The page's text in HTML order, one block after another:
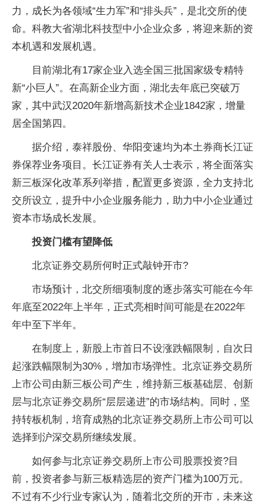
力，成长为各领域“生力军”和“排头兵”，是北交所的使
命。科教大省湖北科技型中小企业众多，将迎来新的资
本机遇和发展机遇。
目前湖北有17家企业入选全国三批国家级专精特
新“小巨人”。在高新企业方面，湖北去年底已突破万
家，其中武汉2020年新增高新技术企业1842家，增量
居全国第四。
据介绍，泰祥股份、华阳变速均为本土券商长江证
券保荐业务项目。长江证券有关人士表示，将全面落实
新三板深化改革系列举措，配置更多资源，全力支持北
交所设立，提升中小企业服务能力，助力中小企业通过
资本市场成长发展。
投资门槛有望降低
北京证券交易所何时正式敲钟开市?
市场预计，北交所细项制度的逐步落实可能在今年
年底至2022年上半年，正式亮相时间可能是在2022年
年中至下半年。
在制度上，新股上市首日不设涨跌幅限制，自次日
起涨跌幅限制为30%，增加市场弹性。北京证券交易所
上市公司由新三板公司产生，维持新三板基础层、创新
层与北京证券交易所“层层递进”的市场结构。同时，坚
持转板机制，培育成熟的北京证券交易所上市公司可以
选择到沪深交易所继续发展。
如何参与北京证券交易所上市公司股票投资?目
前，投资者参与新三板精选层的资产门槛为100万元。
不过有不少行业专家认为，随着北交所的开市，未来这